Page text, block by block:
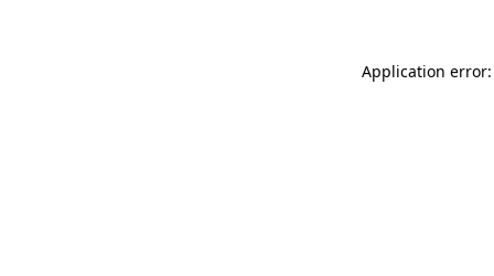
Application